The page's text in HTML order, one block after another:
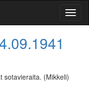
sotavieraita. (Mikkeli)